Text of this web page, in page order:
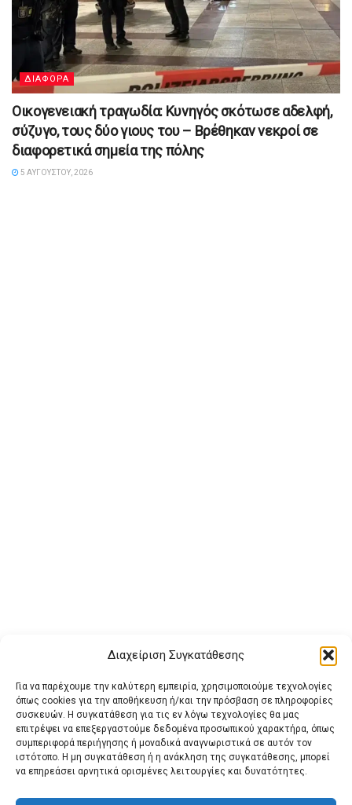
Διαχείριση Συγκατάθεσης
Για να παρέχουμε την καλύτερη εμπειρία, χρησιμοποιούμε τεχνολογίες
όπως cookies για την αποθήκευση ή/και την πρόσβαση σε πληροφορίες
συσκευών. Η συγκατάθεση για τις εν λόγω τεχνολογίες θα μας
επιτρέψει να επεξεργαστούμε δεδομένα προσωπικού χαρακτήρα, όπως
συμπεριφορά περιήγησης ή μοναδικά αναγνωριστικά σε αυτόν τον
ιστότοπο. Η μη συγκατάθεση ή η ανάκληση της συγκατάθεσης, μπορεί
να επηρεάσει αρνητικά ορισμένες λειτουργίες και δυνατότητες.
ΔΙΑΦΟΡΑ
Οικογενειακή τραγωδία: Κυνηγός σκότωσε αδελφή,
σύζυγο, τους δύο γιους του – Βρέθηκαν νεκροί σε
διαφορετικά σημεία της πόλης
5 ΑΥΓΟΎΣΤΟΥ, 2026
Buy Adspace ΑΡΧΙΚΗ ΕΠΙΚΟΙΝΩΝΙΑ
ΟΡΟΙ ΧΡΗΣΗΣ